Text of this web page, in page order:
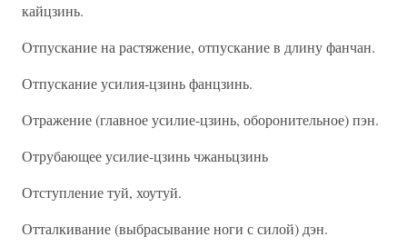
кайцзинь.
Отпускание на растяжение, отпускание в длину фанчан.
Отпускание усилия-цзинь фанцзинь.
Отражение (главное усилие-цзинь, оборонительное) пэн.
Отрубающее усилие-цзинь чжаньцзинь
Отступление туй, хоутуй.
Отталкивание (выбрасывание ноги с силой) дэн.